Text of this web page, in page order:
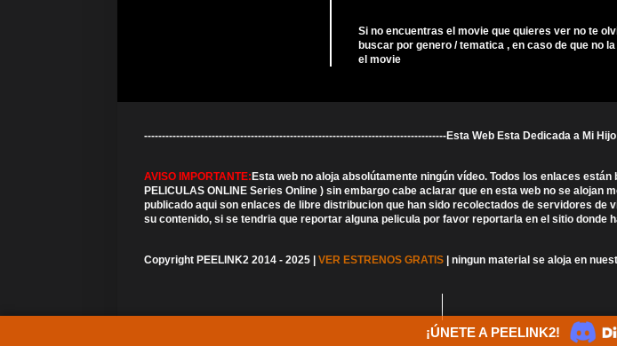
Si no encuentras el movie que quieres ver no te
buscar por genero / tematica , en caso de que no
el movie
-------------------------------------------------------------------------------------Esta Web Esta Dedicada a Mi
AVISO IMPORTANTE: Esta web no aloja absolútamente ningún vídeo. Todos los enlaces
PELICULAS ONLINE Series Online ) sin embargo cabe aclarar que en esta web no se
publicado aqui son enlaces de libre distribucion que han sido recolectados de servidores
su contenido, si se tendria que reportar alguna pelicula por favor reportarla en el sitio
Copyright PEELINK2 2014 - 2025 | VER ESTRENOS GRATIS | ningun material se aloja en
¡ÚNETE A PEELINK2!